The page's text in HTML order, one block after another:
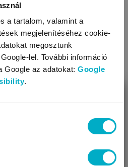
a tartalom, valamint a
megjelenítéséhez cookie-
megosztunk
lel. További információ
Google az adatokat: Google
.
jársz nálunk először!